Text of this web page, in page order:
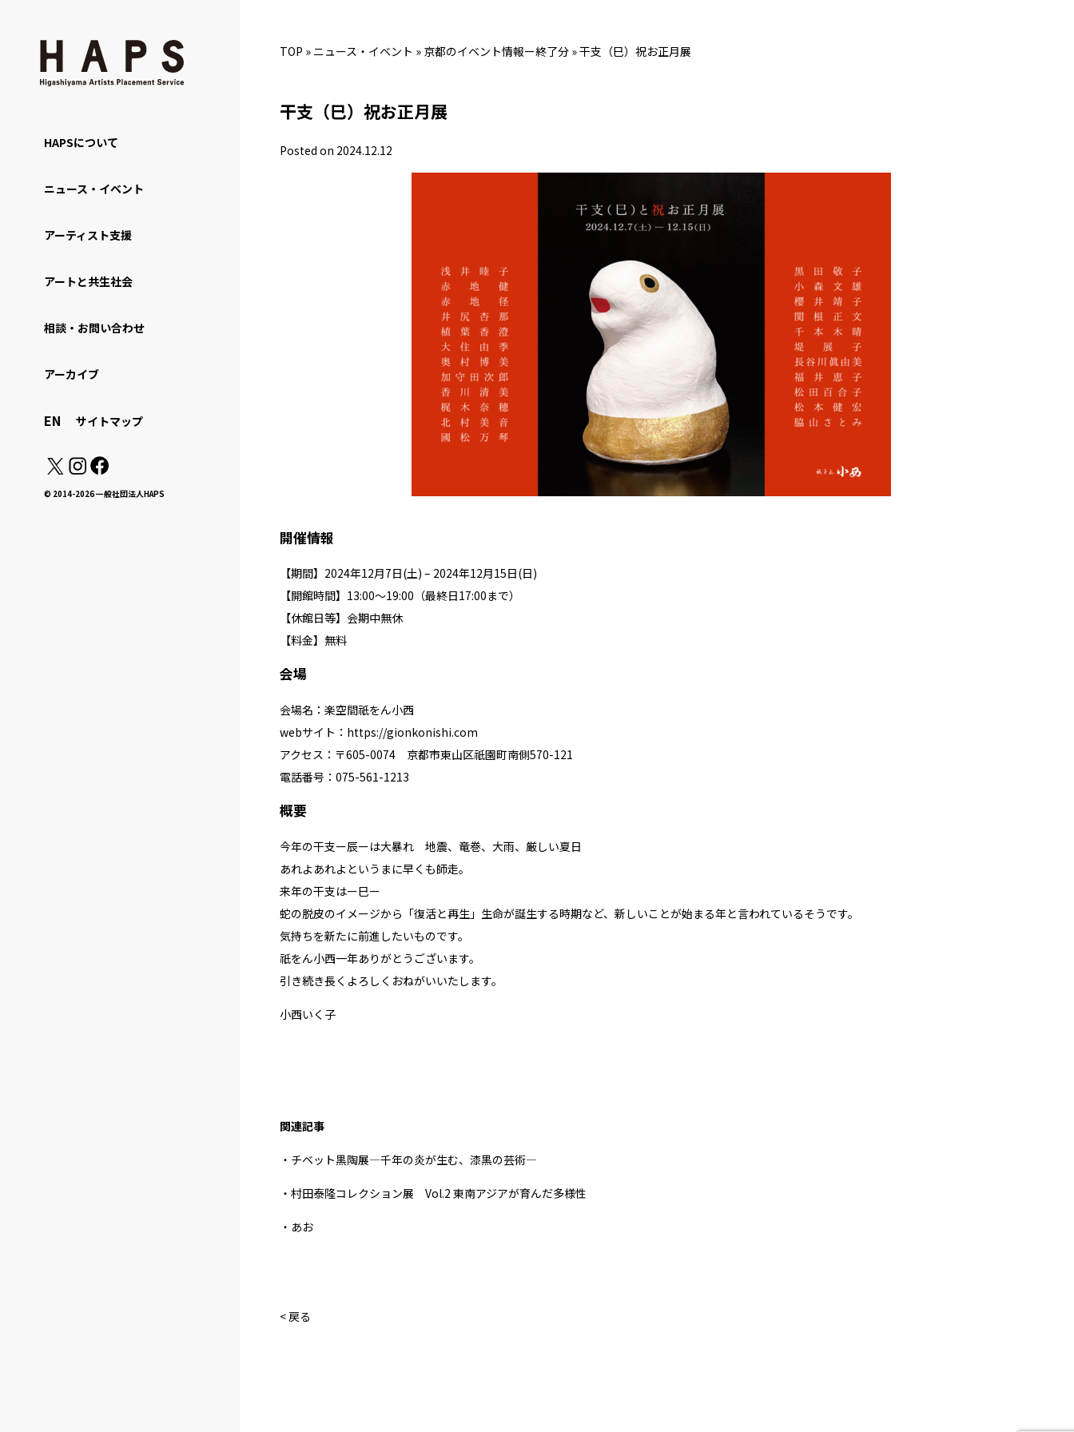
HAPSについて
ニュース・イベント
アーティスト支援
アートと共生社会
相談・お問い合わせ
アーカイブ
EN サイトマップ
© 2014-2026 一般社団法人HAPS
TOP » ニュース・イベント » 京都のイベント情報ー終了分 »干支（巳）祝お正月展
干支（巳）祝お正月展
Posted on 2024.12.12
開催情報
【期間】2024年12月7日(土) – 2024年12月15日(日)
【開館時間】13:00〜19:00（最終日17:00まで）
【休館日等】会期中無休
【料金】無料
会場
会場名：楽空間祇をん小西
webサイト： https://gionkonishi.com
アクセス：〒605-0074 京都市東山区祇園町南側570-121
電話番号：075-561-1213
概要
今年の干支ー辰ーは大暴れ 地震、竜巻、大雨、厳しい夏日
あれよあれよというまに早くも師走。
来年の干支はー巳ー
蛇の脱皮のイメージから「復活と再生」生命が誕生する時期など、新しいことが始まる年と言われているそうです。
気持ちを新たに前進したいものです。
祇をん小西一年ありがとうございます。
引き続き長くよろしくおねがいいたします。
小西いく子
関連記事
・チベット黒陶展―千年の炎が生む、漆黒の芸術―
・村田泰隆コレクション展 Vol.2 東南アジアが育んだ多様性
・あお
< 戻る